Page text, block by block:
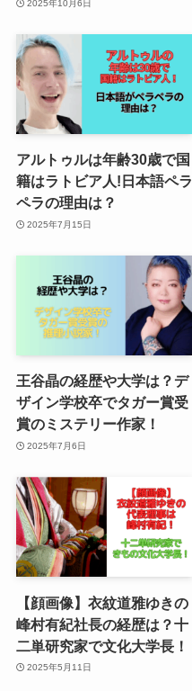
2025年10月6日
アルトゥルは年齢30歳で国
籍はラトビア人!日本語ペラ
ペラの理由は？
2025年7月15日
王谷晶の経歴や大学は？デ
ザイン学校卒でタガー賞受
賞のミステリー作家！
2025年7月6日
【顔画像】衣紋道雅ゆきの
峰村有紀社長の経歴は？十
二単研究家で文化大学長！
2025年5月11日